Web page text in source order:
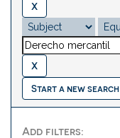
Start a new search
Add filters: